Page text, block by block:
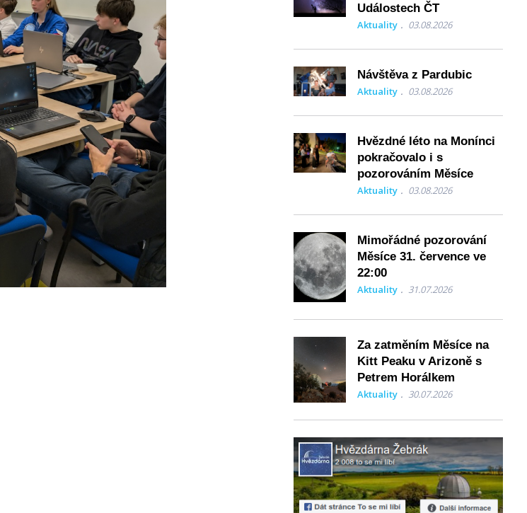
Událostech ČT
Aktuality 03.08.2026
Návštěva z Pardubic
Aktuality 03.08.2026
Hvězdné léto na Monínci
pokračovalo i s
pozorováním Měsíce
Aktuality 03.08.2026
Mimořádné pozorování
Měsíce 31. července ve
22:00
Aktuality 31.07.2026
Za zatměním Měsíce na
Kitt Peaku v Arizoně s
Petrem Horálkem
Aktuality 30.07.2026